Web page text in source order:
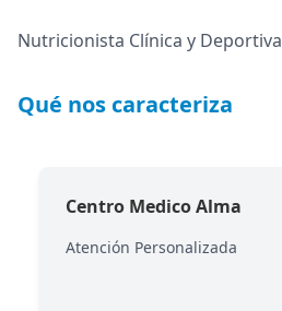
Nutricionista Clínica y Deportiva
Qué nos caracteriza
Centro Medico Alma
Atención Personalizada